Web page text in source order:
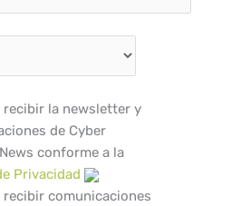
recibir la newsletter y
de Cyber
conforme a la
Privacidad
recibir comunicaciones